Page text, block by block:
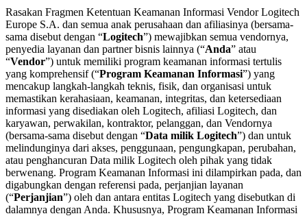
Rasakan Fragmen Ketentuan Keamanan Informasi Vendor Logitech
Europe S.A. dan semua anak perusahaan dan afiliasinya (bersama-
sama disebut dengan “Logitech”) mewajibkan semua vendornya,
penyedia layanan dan partner bisnis lainnya (“Anda” atau
“Vendor”) untuk memiliki program keamanan informasi tertulis
yang komprehensif (“Program Keamanan Informasi”) yang
mencakup langkah-langkah teknis, fisik, dan organisasi untuk
memastikan kerahasiaan, keamanan, integritas, dan ketersediaan
informasi yang disediakan oleh Logitech, afiliasi Logitech, dan
karyawan, perwakilan, kontraktor, pelanggan, dan Vendornya
(bersama-sama disebut dengan “Data milik Logitech”) dan untuk
melindunginya dari akses, penggunaan, pengungkapan, perubahan,
atau penghancuran Data milik Logitech oleh pihak yang tidak
berwenang. Program Keamanan Informasi ini dilampirkan pada, dan
digabungkan dengan referensi pada, perjanjian layanan
(“Perjanjian”) oleh dan antara entitas Logitech yang disebutkan di
dalamnya dengan Anda. Khususnya, Program Keamanan Informasi